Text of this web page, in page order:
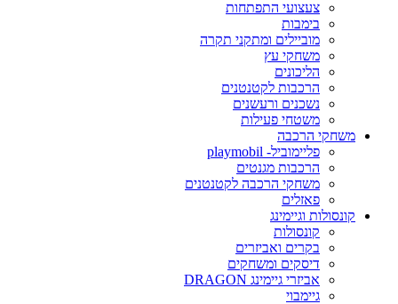
צעצועי התפתחות
בימבות
מוביילים ומתקני תקרה
משחקי עץ
הליכונים
הרכבות לקטנטנים
נשכנים ורעשנים
משטחי פעילות
משחקי הרכבה
פליימוביל- playmobil
הרכבות מגנטים
משחקי הרכבה לקטנטנים
פאזלים
קונסולות וגיימינג
קונסולות
בקרים ואביזרים
דיסקים ומשחקים
אביזרי גיימינג DRAGON
גיימבוי